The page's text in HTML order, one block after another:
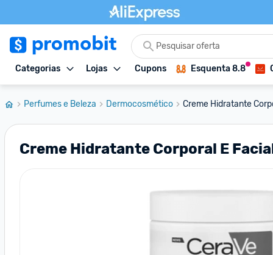
Categorias Lojas Cupons Esquenta 8.8
Perfumes e Beleza Dermocosmético Creme Hidratante
Creme Hidratante Corporal E